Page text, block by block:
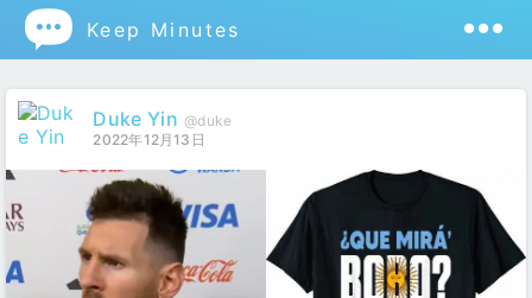
 Keep Minutes
Duke Yin @duke
2022年12月13日